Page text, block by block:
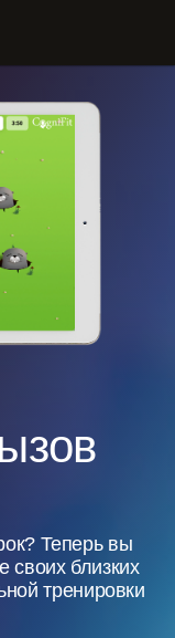
Теперь вы
своих близких
тренировки